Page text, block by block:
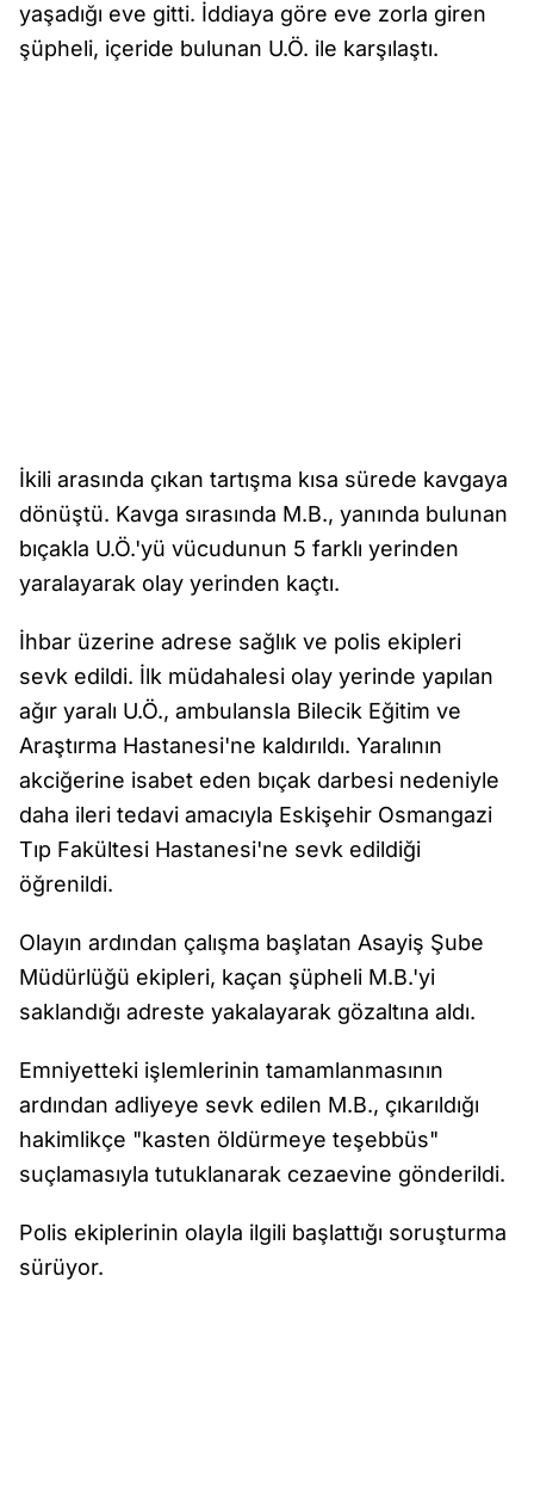
yaşadığı eve gitti. İddiaya göre eve zorla giren
şüpheli, içeride bulunan U.Ö. ile karşılaştı.
İkili arasında çıkan tartışma kısa sürede kavgaya
dönüştü. Kavga sırasında M.B., yanında bulunan
bıçakla U.Ö.'yü vücudunun 5 farklı yerinden
yaralayarak olay yerinden kaçtı.
İhbar üzerine adrese sağlık ve polis ekipleri
sevk edildi. İlk müdahalesi olay yerinde yapılan
ağır yaralı U.Ö., ambulansla Bilecik Eğitim ve
Araştırma Hastanesi'ne kaldırıldı. Yaralının
akciğerine isabet eden bıçak darbesi nedeniyle
daha ileri tedavi amacıyla Eskişehir Osmangazi
Tıp Fakültesi Hastanesi'ne sevk edildiği
öğrenildi.
Olayın ardından çalışma başlatan Asayiş Şube
Müdürlüğü ekipleri, kaçan şüpheli M.B.'yi
saklandığı adreste yakalayarak gözaltına aldı.
Emniyetteki işlemlerinin tamamlanmasının
ardından adliyeye sevk edilen M.B., çıkarıldığı
hakimlikçe "kasten öldürmeye teşebbüs"
suçlamasıyla tutuklanarak cezaevine gönderildi.
Polis ekiplerinin olayla ilgili başlattığı soruşturma
sürüyor.